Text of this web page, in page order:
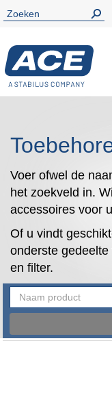
Voer ofwel de
het zoekveld in.
accessoires voor
Of u vindt
onderste
en filter.